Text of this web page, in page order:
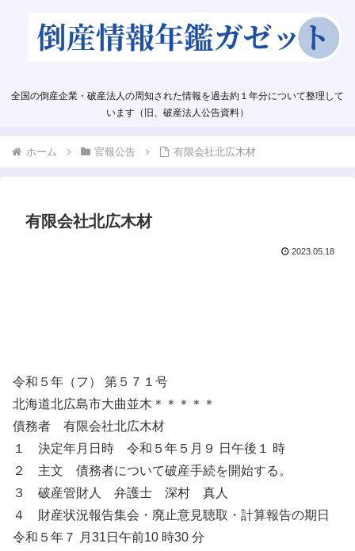
全国の倒産企業・破産法人の周知された情報を過去約１年分について整理して
います（旧、破産法人公告資料）
ホーム 官報公告 有限会社北広木材
有限会社北広木材
2023.05.18
令和５年（フ） 第５７１号
北海道北広島市大曲並木＊＊＊＊＊
債務者 有限会社北広木材
１ 決定年月日時 令和５年５月９ 日午後１ 時
２ 主文 債務者について破産手続を開始する。
３ 破産管財人 弁護士 深村 真人
４ 財産状況報告集会・廃止意見聴取・計算報告の期日
令和５年７ 月31日午前10 時30 分